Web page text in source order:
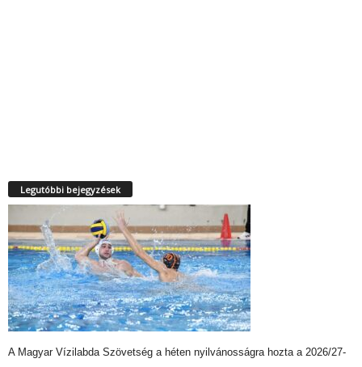
Legutóbbi bejegyzések
A Magyar Vízilabda Szövetség a héten nyilvánosságra hozta a 2026/27-